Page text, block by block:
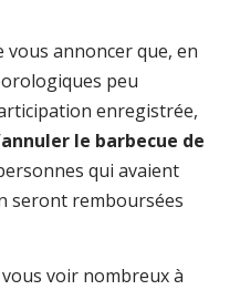
annoncer que, en
peu
enregistrée,
annuler le barbecue de
qui avaient
seront remboursées
voir nombreux à